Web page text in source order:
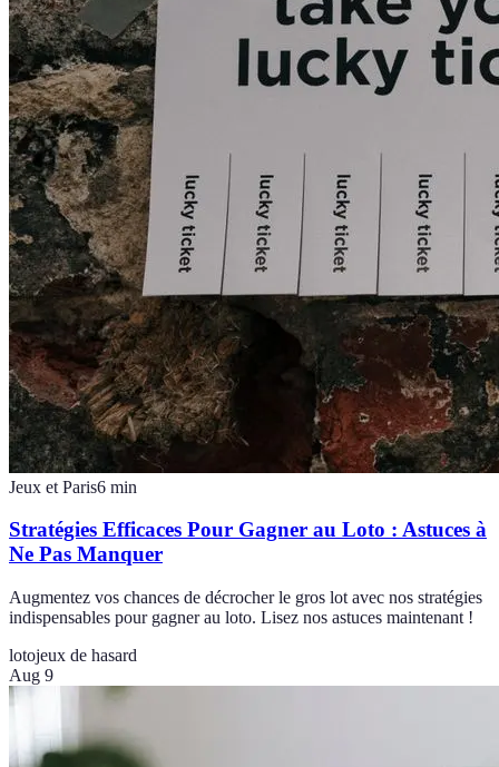
Jeux et Paris6 min
Stratégies Efficaces Pour Gagner au Loto : Astuces à
Ne Pas Manquer
Augmentez vos chances de décrocher le gros lot avec nos stratégies
indispensables pour gagner au loto. Lisez nos astuces maintenant !
lotojeux de hasard
Aug 9